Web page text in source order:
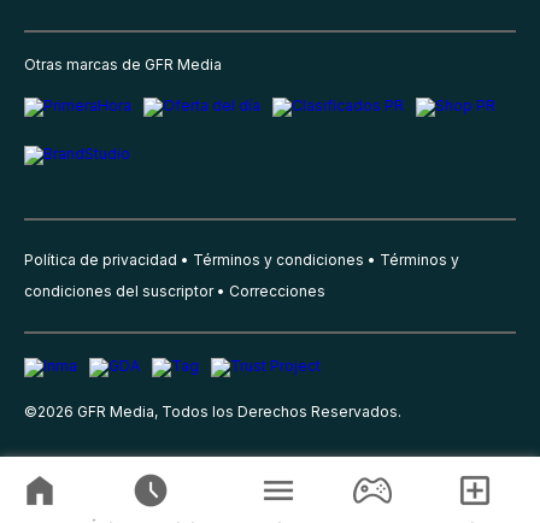
Otras marcas de GFR Media
Política de privacidad Términos y condiciones
Términos y
condiciones del suscriptor
Correcciones
©2026 GFR Media, Todos los Derechos Reservados.